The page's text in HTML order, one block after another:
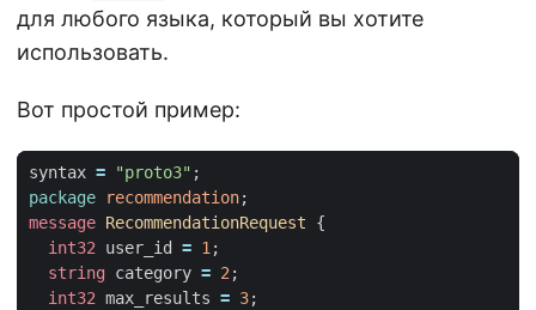
для любого языка, который вы хотите
использовать.
Вот простой пример:
syntax = "proto3" ;
package
recommendation;
message RecommendationRequest
{
int32 user_id = 1;
string category = 2;
int32 max_results = 3;